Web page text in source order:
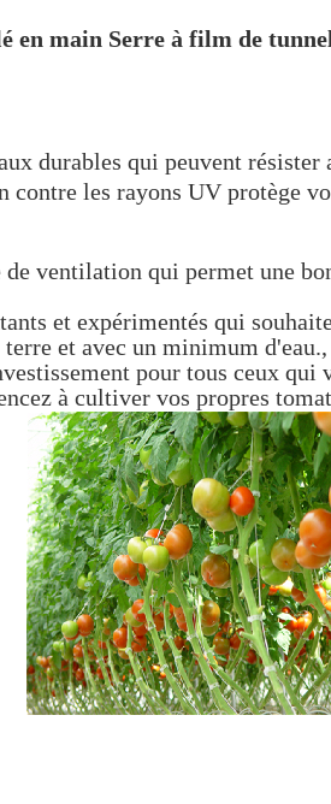
en main Serre à film de
durables qui peuvent
contre les rayons UV protège
de ventilation qui permet une
et expérimentés qui
et avec un minimum
pour tous ceux
à cultiver vos propres